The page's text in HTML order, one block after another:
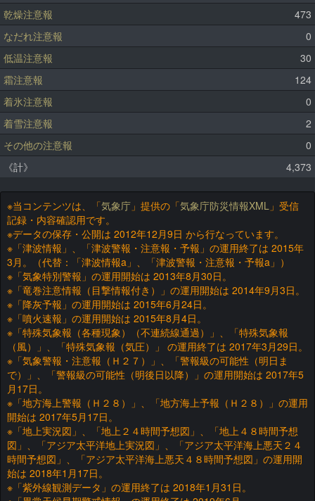
乾燥注意報
473
なだれ注意報
0
低温注意報
30
霜注意報
124
着氷注意報
0
着雪注意報
2
その他の注意報
0
《計》
4,373
※当コンテンツは、「気象庁 」提供の「気象庁防災情報XML 」受信
記録・内容確認用です。
※データの保存・公開は 2012年12月9日 から行なっています。
※「津波情報」、「津波警報・注意報・予報」の運用終了は 2015年
3月。（代替：「津波情報a」、「津波警報・注意報・予報a」）
※「気象特別警報」の運用開始は 2013年8月30日。
※「竜巻注意情報（目撃情報付き）」の運用開始は 2014年9月3日。
※「降灰予報」の運用開始は 2015年6月24日。
※「噴火速報」の運用開始は 2015年8月4日。
※「特殊気象報（各種現象）（不連続線通過）」、「特殊気象報
（風）」、「特殊気象報（気圧）」 の運用終了は 2017年3月29日。
※「気象警報・注意報（Ｈ２７）」、「警報級の可能性（明日ま
で）」、「警報級の可能性（明後日以降）」の運用開始は 2017年5
月17日。
※「地方海上警報（Ｈ２８）」、「地方海上予報（Ｈ２８）」の運用
開始は 2017年5月17日。
※「地上実況図」、「地上２４時間予想図」、「地上４８時間予想
図」、「アジア太平洋地上実況図」、「アジア太平洋海上悪天２４
時間予想図」、「アジア太平洋海上悪天４８時間予想図」の運用開
始は 2018年1月17日。
※「紫外線観測データ」の運用終了は 2018年1月31日。